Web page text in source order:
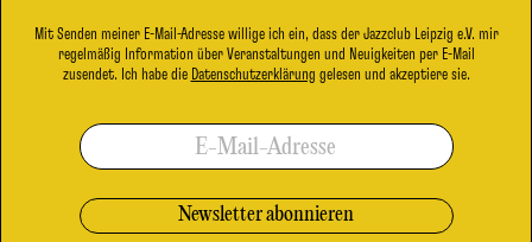
Mit Senden meiner E-Mail-Adresse willige ich ein, dass der Jazzclub Leipzig e.V. mir
regelmäßig Information über Veranstaltungen und Neuigkeiten per E-Mail
zusendet. Ich habe die Datenschutzerklärung gelesen und akzeptiere sie.
E-Mail-Adresse